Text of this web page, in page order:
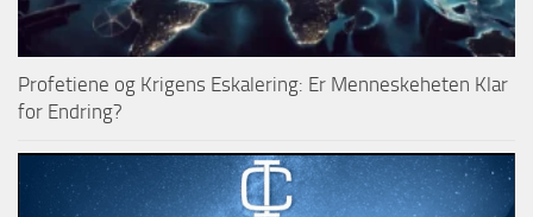
Profetiene og Krigens Eskalering: Er Menneskeheten Klar
for Endring?